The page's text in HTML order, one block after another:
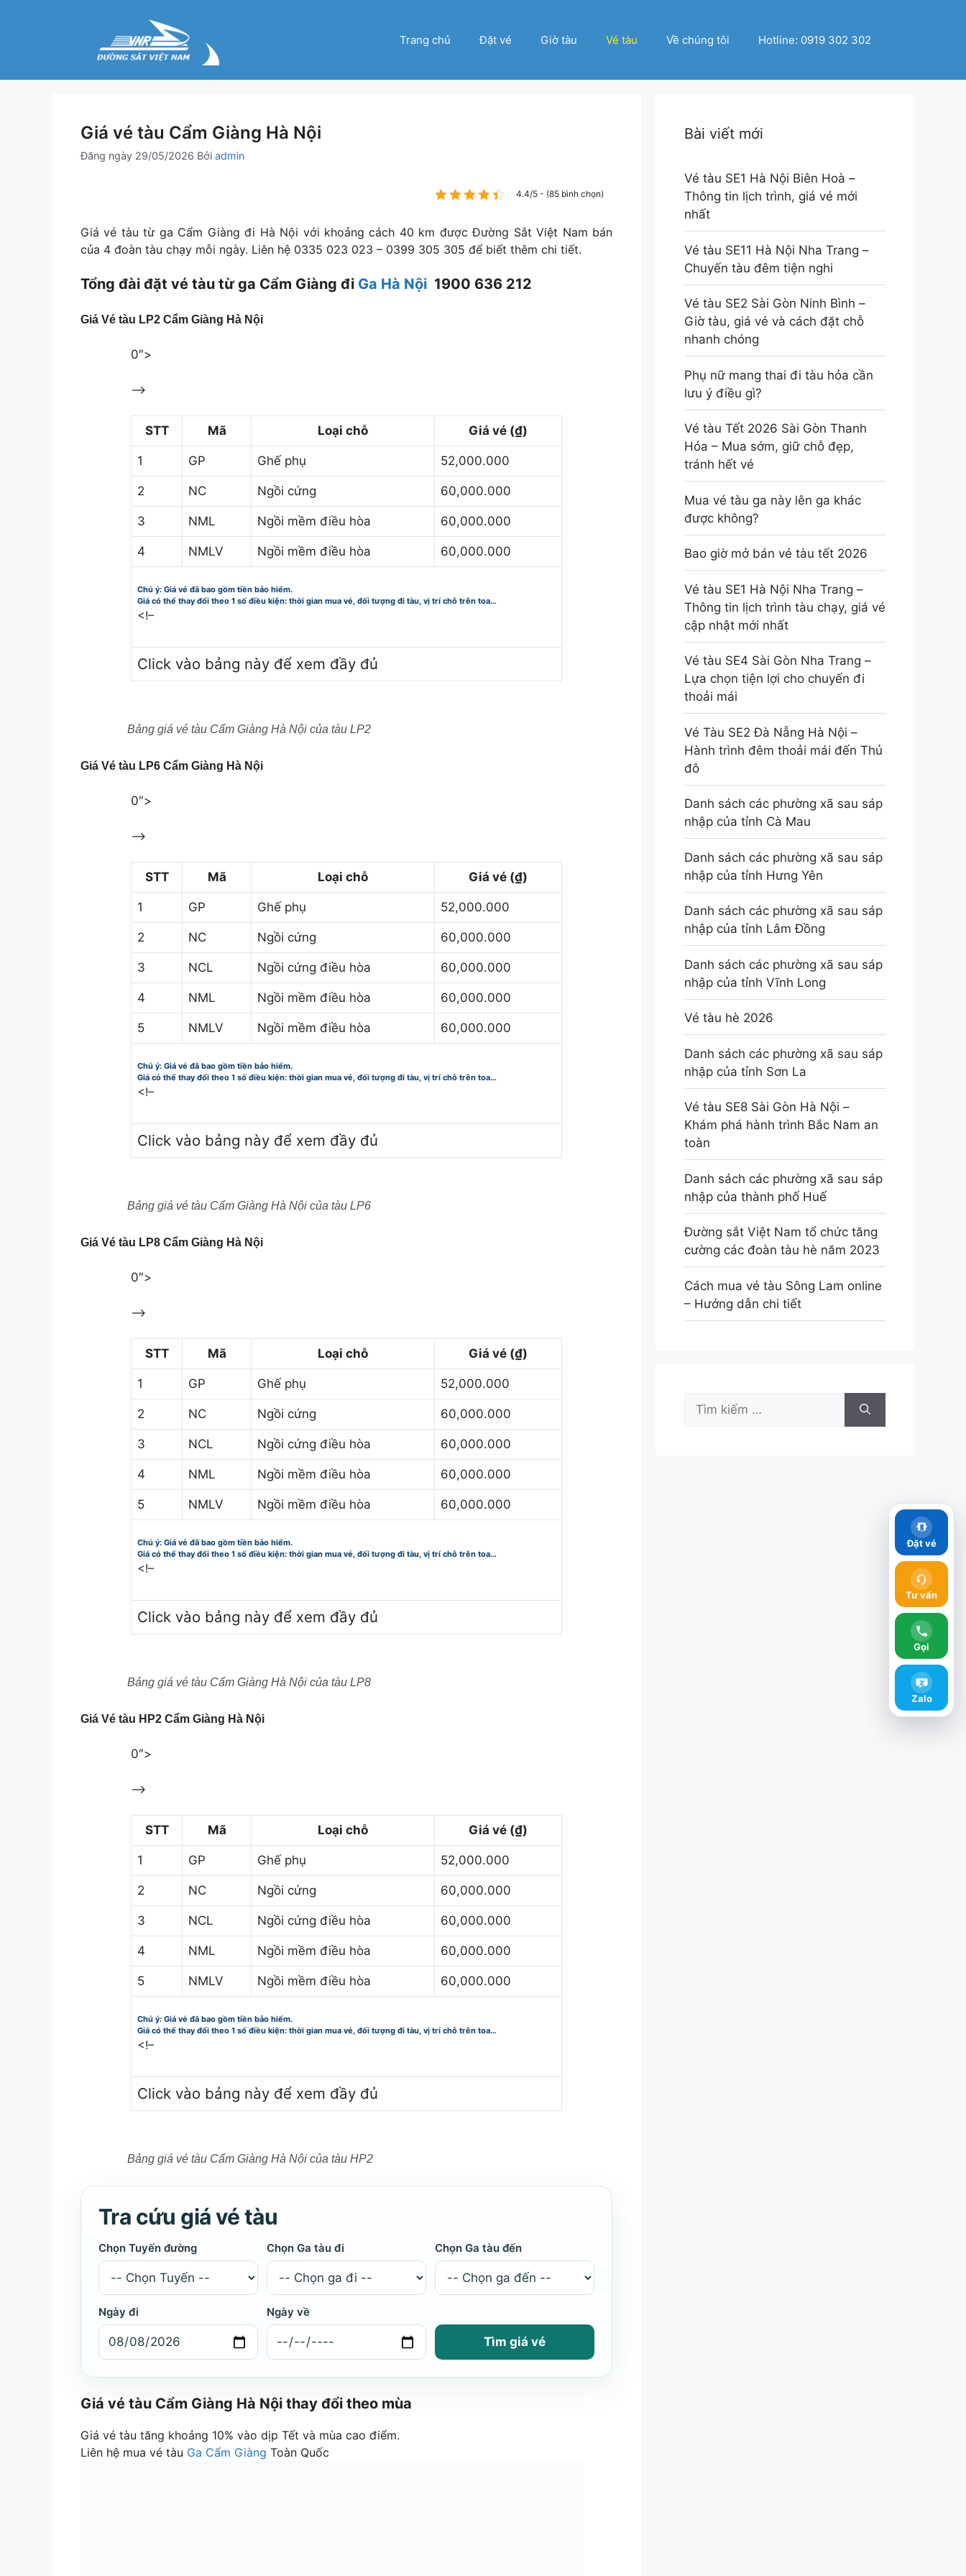
Trang chủ Đặt vé Giờ tàu Vé tàu Về chúng tôi Hotline: 0919 302 302
Giá vé tàu Cẩm Giàng Hà Nội
Đăng ngày 29/05/2026 Bởi admin
4.4/5 - (85 bình chọn)
Giá vé tàu từ ga Cẩm Giàng đi Hà Nội với khoảng cách 40 km được Đường Sắt Việt Nam bán
của 4 đoàn tàu chạy mỗi ngày. Liên hệ 0335 023 023 – 0399 305 305 để biết thêm chi tiết.
Tổng đài đặt vé tàu từ ga Cẩm Giàng đi Ga Hà Nội 1900 636 212
Giá Vé tàu LP2 Cẩm Giàng Hà Nội
0″>
–>
STT Mã Loại chỗ Giá vé (₫)
1 GP Ghế phụ 52,000.000
2 NC Ngồi cứng 60,000.000
3 NML Ngồi mềm điều hòa 60,000.000
4 NMLV Ngồi mềm điều hòa 60,000.000
Chú ý: Giá vé đã bao gồm tiền bảo hiểm.
Giá có thể thay đổi theo 1 số điều kiện: thời gian mua vé, đối tượng đi tàu, vị trí chỗ trên toa…
<!–
Click vào bảng này để xem đầy đủ
Bảng giá vé tàu Cẩm Giàng Hà Nội của tàu LP2
Giá Vé tàu LP6 Cẩm Giàng Hà Nội
0″>
–>
STT Mã Loại chỗ Giá vé (₫)
1 GP Ghế phụ 52,000.000
2 NC Ngồi cứng 60,000.000
3 NCL Ngồi cứng điều hòa 60,000.000
4 NML Ngồi mềm điều hòa 60,000.000
5 NMLV Ngồi mềm điều hòa 60,000.000
Chú ý: Giá vé đã bao gồm tiền bảo hiểm.
Giá có thể thay đổi theo 1 số điều kiện: thời gian mua vé, đối tượng đi tàu, vị trí chỗ trên toa…
<!–
Click vào bảng này để xem đầy đủ
Bảng giá vé tàu Cẩm Giàng Hà Nội của tàu LP6
Giá Vé tàu LP8 Cẩm Giàng Hà Nội
0″>
–>
STT Mã Loại chỗ Giá vé (₫)
1 GP Ghế phụ 52,000.000
2 NC Ngồi cứng 60,000.000
3 NCL Ngồi cứng điều hòa 60,000.000
4 NML Ngồi mềm điều hòa 60,000.000
5 NMLV Ngồi mềm điều hòa 60,000.000
Chú ý: Giá vé đã bao gồm tiền bảo hiểm.
Giá có thể thay đổi theo 1 số điều kiện: thời gian mua vé, đối tượng đi tàu, vị trí chỗ trên toa…
<!–
Click vào bảng này để xem đầy đủ
Bảng giá vé tàu Cẩm Giàng Hà Nội của tàu LP8
Giá Vé tàu HP2 Cẩm Giàng Hà Nội
0″>
–>
STT Mã Loại chỗ Giá vé (₫)
1 GP Ghế phụ 52,000.000
2 NC Ngồi cứng 60,000.000
3 NCL Ngồi cứng điều hòa 60,000.000
4 NML Ngồi mềm điều hòa 60,000.000
5 NMLV Ngồi mềm điều hòa 60,000.000
Chú ý: Giá vé đã bao gồm tiền bảo hiểm.
Giá có thể thay đổi theo 1 số điều kiện: thời gian mua vé, đối tượng đi tàu, vị trí chỗ trên toa…
<!–
Click vào bảng này để xem đầy đủ
Bảng giá vé tàu Cẩm Giàng Hà Nội của tàu HP2
Tra cứu giá vé tàu
Chọn Tuyến đường Chọn Ga tàu đi Chọn Ga tàu đến
Ngày đi Ngày về
Tìm giá vé
Giá vé tàu Cẩm Giàng Hà Nội thay đổi theo mùa
Giá vé tàu tăng khoảng 10% vào dịp Tết và mùa cao điểm.
Liên hệ mua vé tàu Ga Cẩm Giàng Toàn Quốc
Bài viết mới
Vé tàu SE1 Hà Nội Biên Hoà –
Thông tin lịch trình, giá vé mới
nhất
Vé tàu SE11 Hà Nội Nha Trang –
Chuyến tàu đêm tiện nghi
Vé tàu SE2 Sài Gòn Ninh Bình –
Giờ tàu, giá vé và cách đặt chỗ
nhanh chóng
Phụ nữ mang thai đi tàu hỏa cần
lưu ý điều gì?
Vé tàu Tết 2026 Sài Gòn Thanh
Hóa – Mua sớm, giữ chỗ đẹp,
tránh hết vé
Mua vé tàu ga này lên ga khác
được không?
Bao giờ mở bán vé tàu tết 2026
Vé tàu SE1 Hà Nội Nha Trang –
Thông tin lịch trình tàu chạy, giá vé
cập nhật mới nhất
Vé tàu SE4 Sài Gòn Nha Trang –
Lựa chọn tiện lợi cho chuyến đi
thoải mái
Vé Tàu SE2 Đà Nẵng Hà Nội –
Hành trình đêm thoải mái đến Thủ
đô
Danh sách các phường xã sau sáp
nhập của tỉnh Cà Mau
Danh sách các phường xã sau sáp
nhập của tỉnh Hưng Yên
Danh sách các phường xã sau sáp
nhập của tỉnh Lâm Đồng
Danh sách các phường xã sau sáp
nhập của tỉnh Vĩnh Long
Vé tàu hè 2026
Danh sách các phường xã sau sáp
nhập của tỉnh Sơn La
Vé tàu SE8 Sài Gòn Hà Nội –
Khám phá hành trình Bắc Nam an
toàn
Danh sách các phường xã sau sáp
nhập của thành phố Huế
Đường sắt Việt Nam tổ chức tăng
cường các đoàn tàu hè năm 2023
Cách mua vé tàu Sông Lam online
– Hướng dẫn chi tiết
Tìm
kiếm
Đặt vé
Tư vấn
Gọi
Zalo